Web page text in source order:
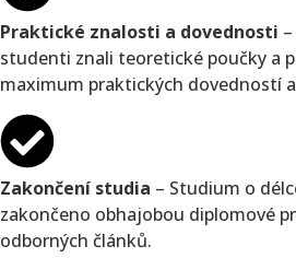
Praktické znalosti a dovednosti
studenti znali teoretické poučky a
maximum praktických dovedností
Zakončení studia – Studium o
zakončeno obhajobou diplomové
odborných článků.